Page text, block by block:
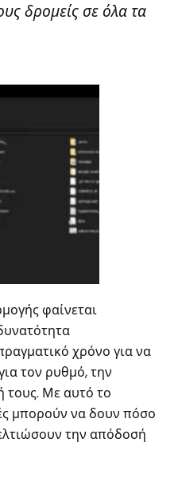
δρομείς σε όλα τα
φαίνεται
χρόνο για να
τον ρυθμό, την
τους. Με αυτό το
μπορούν να δουν πόσο
την απόδοσή